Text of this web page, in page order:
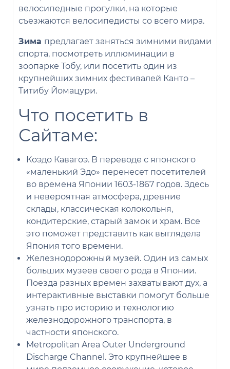
велосипедные прогулки, на которые
съезжаются велосипедисты со всего мира.
Зима предлагает заняться зимними видами
спорта, посмотреть иллюминации в
зоопарке Тобу, или посетить один из
крупнейших зимних фестивалей Канто –
Титибу Йомацури.
Что посетить в
Сайтаме:
Коэдо Кавагоэ. В переводе с японского
«маленький Эдо» перенесет посетителей
во времена Японии 1603-1867 годов. Здесь
и невероятная атмосфера, древние
склады, классическая колокольня,
кондитерские, старый замок и храм. Все
это поможет представить как выглядела
Япония того времени.
Железнодорожный музей. Один из самых
больших музеев своего рода в Японии.
Поезда разных времен захватывают дух, а
интерактивные выставки помогут больше
узнать про историю и технологию
железнодорожного транспорта, в
частности японского.
Metropolitan Area Outer Underground
Discharge Channel. Это крупнейшее в